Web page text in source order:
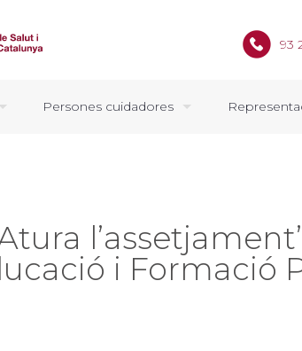
Persones cuidadores
93
i Formació